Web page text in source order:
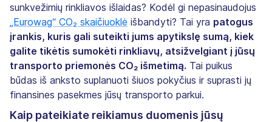
sunkvežimių rinkliavos išlaidas? Kodėl gi nepasinaudojus
„Eurowag“ CO₂ skaičiuoklė išbandyti? Tai yra patogus
įrankis, kuris gali suteikti jums apytikslę sumą, kiek
galite tikėtis sumokėti rinkliavų, atsižvelgiant į jūsų
transporto priemonės CO₂ išmetimą. Tai puikus
būdas iš anksto suplanuoti šiuos pokyčius ir suprasti jų
finansines pasekmes jūsų transporto parkui.
Kaip pateikiate reikiamus duomenis jūsų